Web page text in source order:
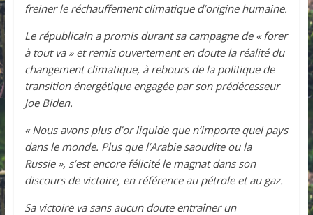
freiner le réchauffement climatique d’origine humaine.
Le républicain a promis durant sa campagne de « forer
à tout va » et remis ouvertement en doute la réalité du
changement climatique, à rebours de la politique de
transition énergétique engagée par son prédécesseur
Joe Biden.
« Nous avons plus d’or liquide que n’importe quel pays
dans le monde. Plus que l’Arabie saoudite ou la
Russie », s’est encore félicité le magnat dans son
discours de victoire, en référence au pétrole et au gaz.
Sa victoire va sans aucun doute entraîner un